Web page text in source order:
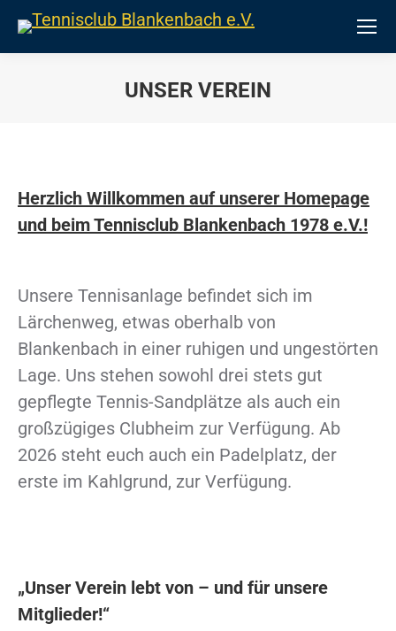
UNSER VEREIN
Herzlich Willkommen auf unserer Homepage
und beim Tennisclub Blankenbach 1978 e.V.!
Unsere Tennisanlage befindet sich im
Lärchenweg, etwas oberhalb von
Blankenbach in einer ruhigen und ungestörten
Lage. Uns stehen sowohl drei stets gut
gepflegte Tennis-Sandplätze als auch ein
großzügiges Clubheim zur Verfügung. Ab
2026 steht euch auch ein Padelplatz, der
erste im Kahlgrund, zur Verfügung.
„Unser Verein lebt von – und für unsere
Mitglieder!“